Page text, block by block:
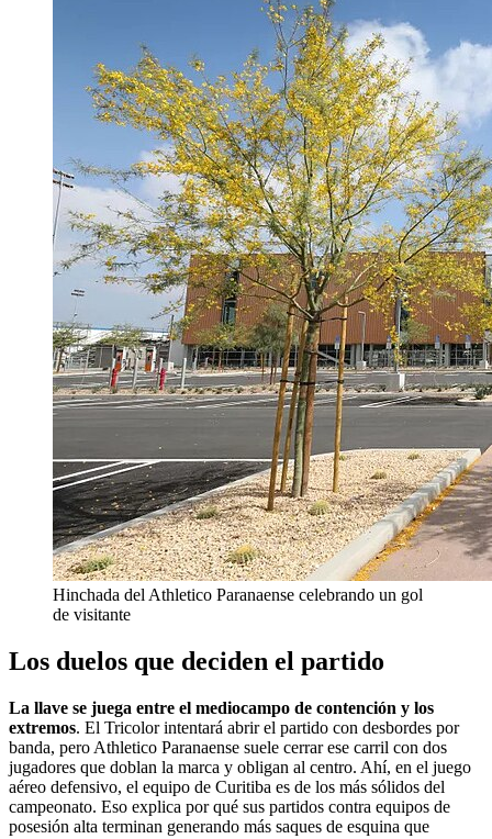
Hinchada del Athletico Paranaense celebrando un gol
de visitante
Los duelos que deciden el partido
La llave se juega entre el mediocampo de contención y los
extremos. El Tricolor intentará abrir el partido con desbordes por
banda, pero Athletico Paranaense suele cerrar ese carril con dos
jugadores que doblan la marca y obligan al centro. Ahí, en el juego
aéreo defensivo, el equipo de Curitiba es de los más sólidos del
campeonato. Eso explica por qué sus partidos contra equipos de
posesión alta terminan generando más saques de esquina que